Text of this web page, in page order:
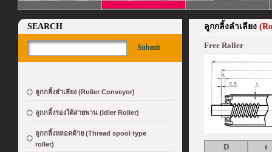
SEARCH
ลูกกลิ้งลำเลียง (Roller Conveyor)
ลูกกลิ้งรองใต้สายพาน (Idler Roller)
ลูกกลิ้งหลอดด้าย (Thread spool type
roller)
ลูกกลิ้งลำเลียง
Free Roller
D
t